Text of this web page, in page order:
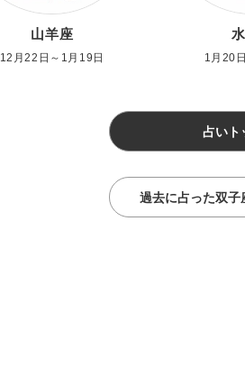
山羊座
12月22日～1月19日 1月20
占いト
過去に占った双子